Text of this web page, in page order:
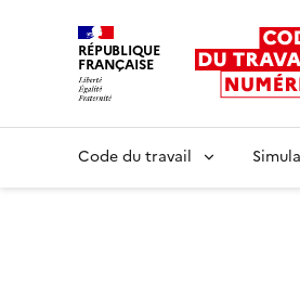
RÉPUBLIQUE
FRANÇAISE
Code du travail